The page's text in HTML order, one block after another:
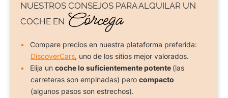
NUESTROS CONSEJOS PARAALQUILAR UN
COCHE EN Córcega
Compare precios en nuestra plataforma preferida:
DiscoverCars, uno de los sitios mejor valorados.
Elija un coche lo suficientemente potente (las
carreteras son empinadas) pero compacto
(algunos pasos son estrechos).